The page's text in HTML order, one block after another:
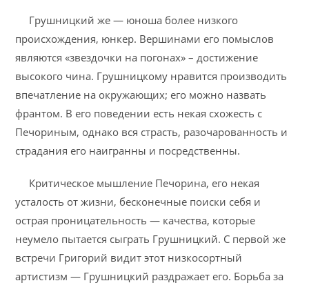
Грушницкий же — юноша более низкого
происхождения, юнкер. Вершинами его помыслов
являются «звездочки на погонах» – достижение
высокого чина. Грушницкому нравится производить
впечатление на окружающих; его можно назвать
франтом. В его поведении есть некая схожесть с
Печориным, однако вся страсть, разочарованность и
страдания его наигранны и посредственны.
Критическое мышление Печорина, его некая
усталость от жизни, бесконечные поиски себя и
острая проницательность — качества, которые
неумело пытается сыграть Грушницкий. С первой же
встречи Григорий видит этот низкосортный
артистизм — Грушницкий раздражает его. Борьба за